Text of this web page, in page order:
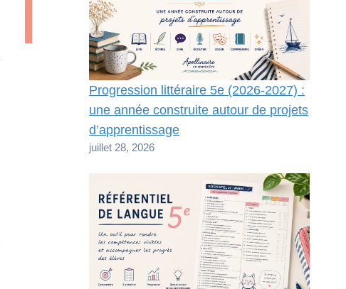
Progression littéraire 5e (2026-2027) :
une année construite autour de projets
d’apprentissage
juillet 28, 2026